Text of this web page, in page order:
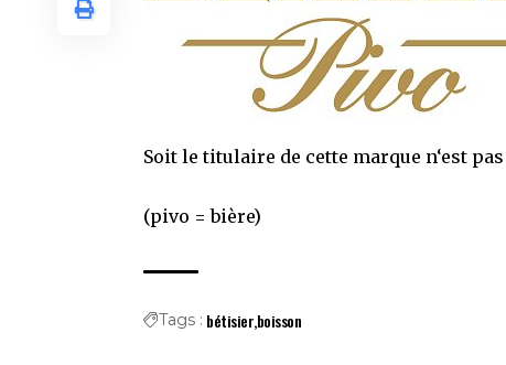
Soit le titulaire de cette marque n‘est
(pivo = bière)
Tags : bétisierboisson